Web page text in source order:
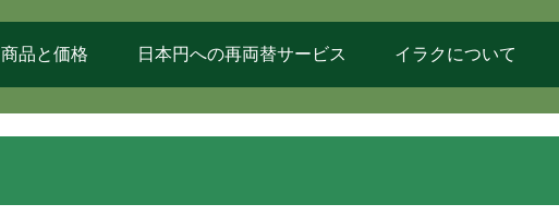
商品と価格 日本円への再両替サービス イラクについて